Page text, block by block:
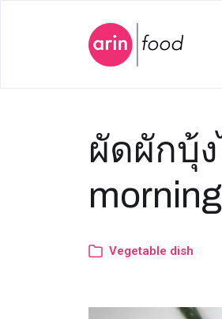
ผัดผักบุ้
Vegetable dish